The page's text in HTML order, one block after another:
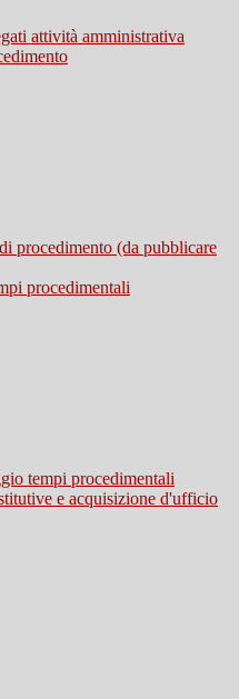
attività amministrativa
procedimento (da pubblicare
procedimentali
tempi procedimentali
e acquisizione d'ufficio